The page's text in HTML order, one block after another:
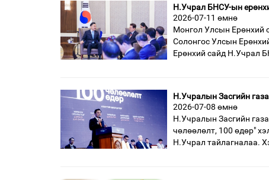
Н.Учрал БНСУ-ын
2026-07-11 өмнө
Монгол Улсын Ерөнхий
Солонгос Улсын
Ерөнхий сайд Н.Учрал
Н.Учралын Засгийн
2026-07-08 өмнө
Н.Учралын Засгийн
чөлөөлөлт, 100 өдөр"
Н.Учрал тайлагналаа.